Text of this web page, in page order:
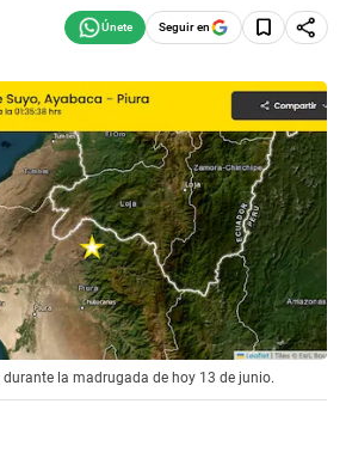
Seguir en
la madrugada de hoy 13 de junio.